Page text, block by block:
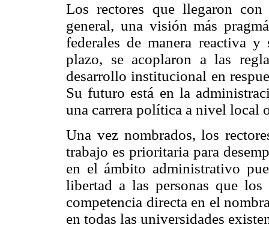
Los rectores que llegaron
general, una visión más
federales de manera reactiva
plazo, se acoplaron a las
desarrollo institucional en
Su futuro está en la
una carrera política a nivel local
Una vez nombrados, los
trabajo es prioritaria para
en el ámbito administrativo
libertad a las personas que los
competencia directa en el
en todas las universidades